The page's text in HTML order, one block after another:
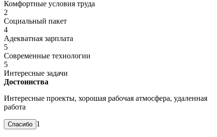
Комфортные условия труда
2
Социальный пакет
4
Адекватная зарплата
5
Современные технологии
5
Интересные задачи
Достоинства
Интересные проекты, хорошая рабочая атмосфера, удаленная
работа
1